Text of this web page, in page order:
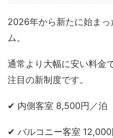
2026年から新たに始まっ
ム。
通常より大幅に安い料金
注目の新制度です。
✔ 内側客室 8,500円／泊
✔ バルコニー客室 12,000